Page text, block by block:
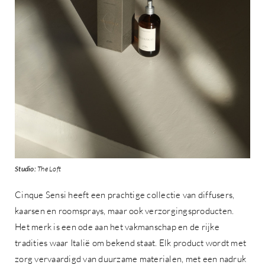
Studio:The Loft
Cinque Sensi heeft een prachtige collectie van diffusers,
kaarsen en roomsprays, maar ook verzorgingsproducten.
Het merk is een ode aan het vakmanschap en de rijke
tradities waar Italië om bekend staat. Elk product wordt met
zorg vervaardigd van duurzame materialen, met een nadruk